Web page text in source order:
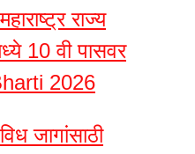
राज्य
10 वी पासवर
2026
जागांसाठी